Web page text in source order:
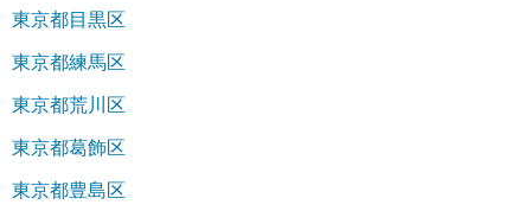
東京都目黒区
東京都練馬区
東京都荒川区
東京都葛飾区
東京都豊島区